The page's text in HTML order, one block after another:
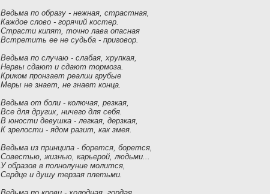
Ведьма по образу - нежная, страстная,
Каждое слово - горячий костер.
Страсти кипят, точно лава опасная
Встретить ее не судьба - приговор.
Ведьма по случаю - слабая, хрупкая,
Нервы сдают и сдают тормоза.
Криком пронзает реалии грубые
Меры не знает, не знает конца.
Ведьма от боли - колючая, резкая,
Все для других, ничего для себя.
В юности девушка - легкая, дерзкая,
К зрелости - ядом разит, как змея.
Ведьма из принципа - борется, борется,
Совестью, жизнью, карьерой, людьми...
У образов в полнолуние молится,
Сердце и душу терзая плетьми.